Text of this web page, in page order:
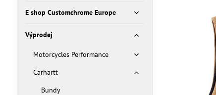
E shop Customchrome Europe
Výprodej
Motorcycles Performance
Carhartt
Bundy